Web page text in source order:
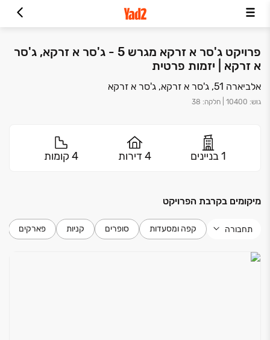
פרויקט ג'סר א זרקא מגרש 5 - ג'סר א זרקא, ג'סר
א זרקא | יזמות פרטית
אלביארה 51, ג'סר א זרקא, ג'סר א זרקא
גוש:
10400 חלקה:
38
1 בניינים 4 דירות 4 קומות
מיקומים בקרבת הפרויקט
תחבורה קפה ומסעדות סופרים קניות פארקים